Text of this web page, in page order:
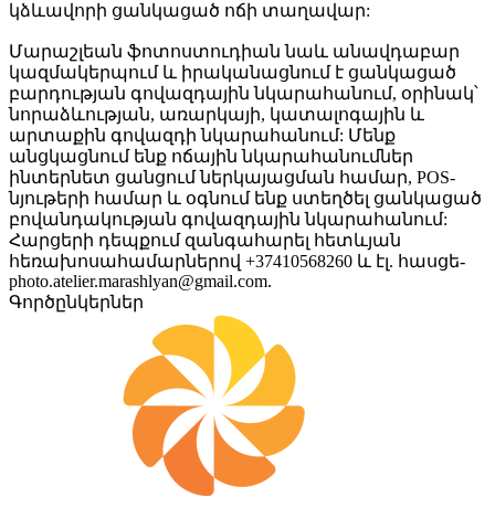
կձևավորի ցանկացած ոճի տաղավար:
Մարաշլեան ֆոտոստուդիան նաև անավդաբար
կազմակերպում և իրականացնում է ցանկացած
բարդության գովազդային նկարահանում, օրինակ՝
նորաձևության, առարկայի, կատալոգային և
արտաքին գովազդի նկարահանում: Մենք
անցկացնում ենք ոճային նկարահանումներ
ինտերնետ ցանցում ներկայացման համար, POS-
նյութերի համար և օգնում ենք ստեղծել ցանկացած
բովանդակության գովազդային նկարահանում:
Հարցերի դեպքում զանգահարել հետևյան
հեռախոսահամարներով +37410568260 և էլ. հասցե-
photo.atelier.marashlyan@gmail.com.
Գործընկերներ